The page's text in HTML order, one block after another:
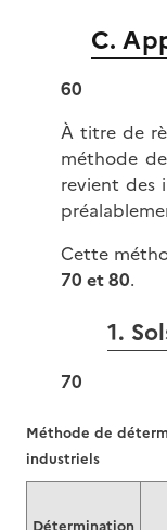
C.
60
À titre de
méthode
revient des
Cette
70 et 80.
1.
70
Méthode de
industriels